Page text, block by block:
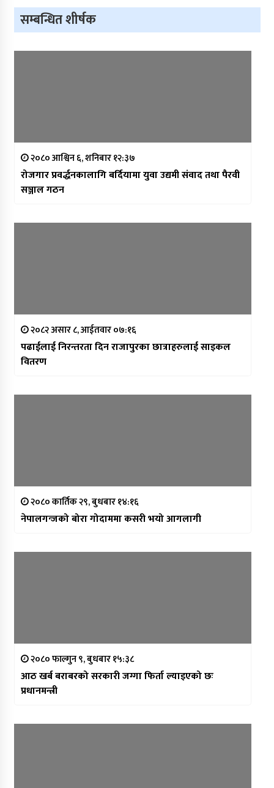
सम्बन्धित शीर्षक
२०८० आश्विन ६, शनिबार १२:३७
रोजगार प्रवर्द्धनकालागि बर्दियामा युवा उद्यमी संवाद तथा पैरवी
सञ्जाल गठन
२०८२ असार ८, आईतवार ०७:१६
पढाईलाई निरन्तरता दिन राजापुरका छात्राहरुलाई साइकल
वितरण
२०८० कार्तिक २९, बुधबार १४:१६
नेपालगन्जको बोरा गोदाममा कसरी भयो आगलागी
२०८० फाल्गुन ९, बुधबार १५:३८
आठ खर्ब बराबरको सरकारी जग्गा फिर्ता ल्याइएको छः
प्रधानमन्त्री